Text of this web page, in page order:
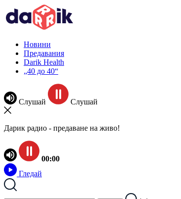
Новини
Предавания
Darik Health
„40 до 40“
Слушай Слушай
Дарик радио - предаване на живо!
00:00
Гледай